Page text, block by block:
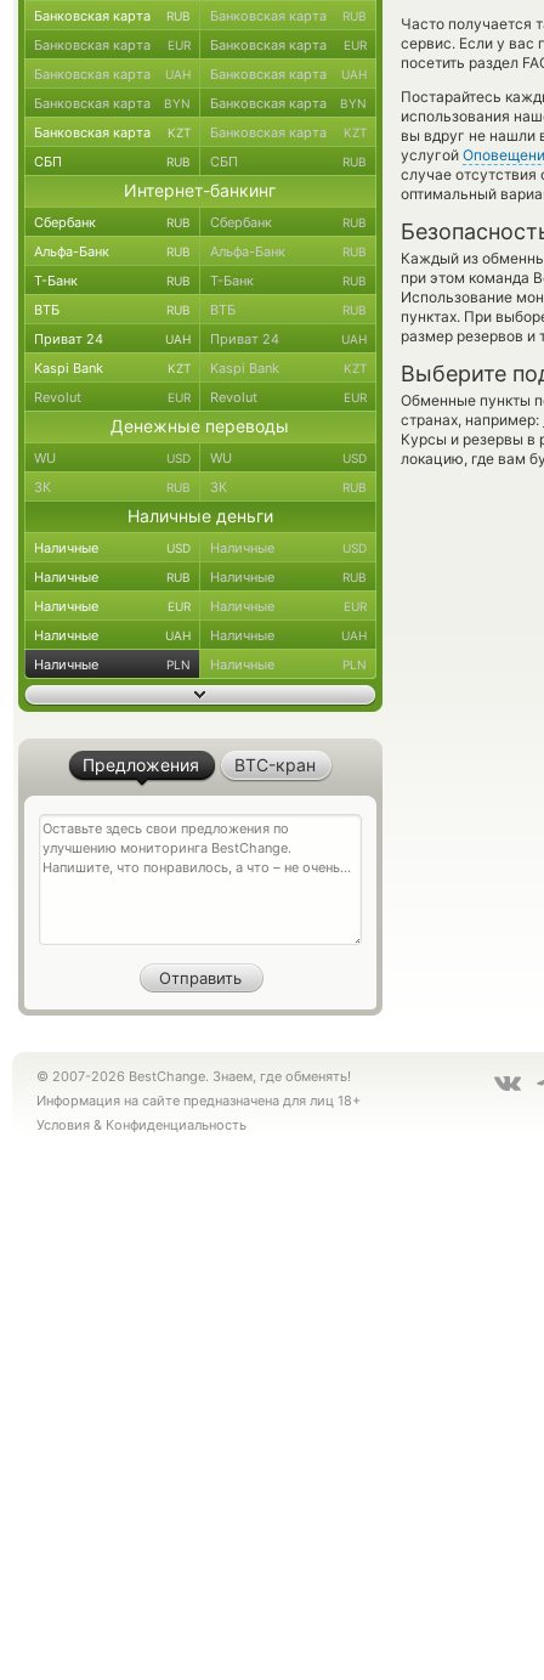
Часто получается
сервис. Если у вас
посетить раздел
Постарайтесь
использования
вы вдруг не нашли
услугой
случае
оптимальный
Каждый из
при этом команда
Использование
пунктах. При
размер резервов и
Выберите
Обменные пункты
странах, например:
Курсы и резервы в
локацию, где вам
Банковская карта RUB Банковская карта RUB
Банковская карта EUR Банковская карта EUR
Банковская карта UAH Банковская карта UAH
Банковская карта BYN Банковская карта BYN
Банковская карта KZT Банковская карта KZT
СБП RUB СБП RUB
Интернет-банкинг
Сбербанк RUB Сбербанк RUB
Альфа-Банк RUB Альфа-Банк RUB
Т-Банк RUB Т-Банк RUB
ВТБ RUB ВТБ RUB
Приват 24 UAH Приват 24 UAH
Kaspi Bank KZT Kaspi Bank KZT
Revolut EUR Revolut EUR
Денежные переводы
WU USD WU USD
ЗК RUB ЗК RUB
Наличные деньги
Наличные USD Наличные USD
Наличные RUB Наличные RUB
Наличные EUR Наличные EUR
Наличные UAH Наличные UAH
Наличные PLN Наличные PLN
Предложения BTC-кран
© 2007-2026 BestChange. Знаем, где обменять!
Информация на сайте предназначена для лиц 18+
Условия & Конфиденциальность